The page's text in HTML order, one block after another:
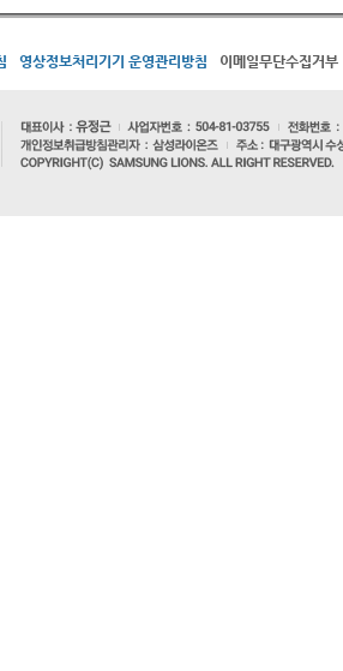
영상정보처리기기 운영관리방침 이메일무단수집거부